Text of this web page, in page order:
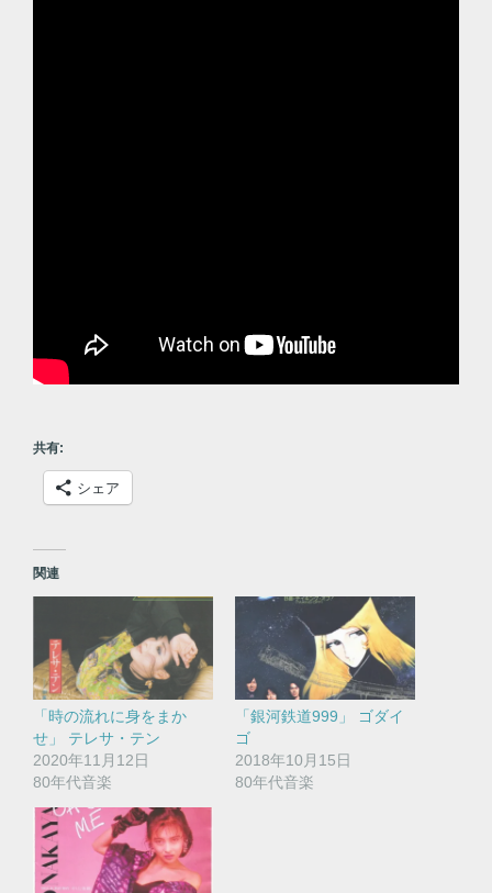
共有:
シェア
関連
「時の流れに身をまか
せ」 テレサ・テン
2020年11月12日
80年代音楽
「銀河鉄道999」 ゴダイ
ゴ
2018年10月15日
80年代音楽